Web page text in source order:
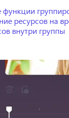
функции
ресурсов на
внутри группы